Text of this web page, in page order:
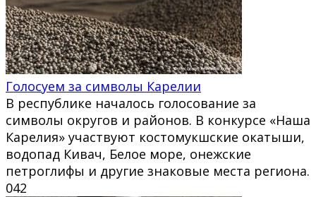
Голосуем за символы Карелии
В республике началось голосование за
символы округов и районов. В конкурсе «Наша
Карелия» участвуют костомукшские окатыши,
водопад Кивач, Белое море, онежские
петроглифы и другие знаковые места региона.
042